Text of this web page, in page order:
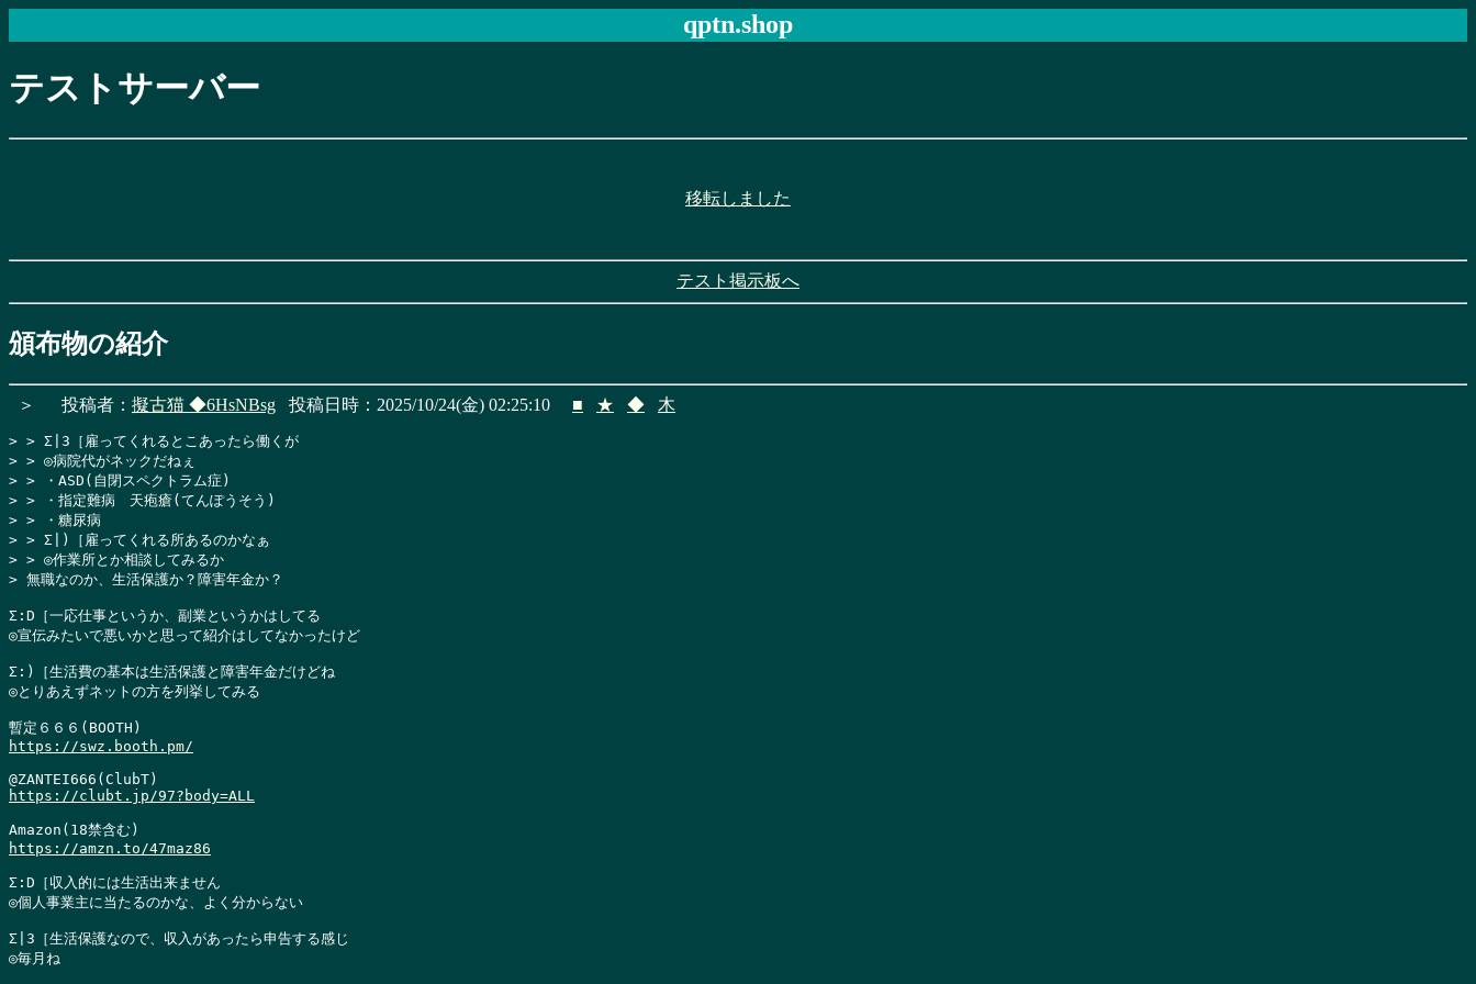
qptn.shop
テストサーバー
移転しました
テスト掲示板へ
頒布物の紹介
＞ 投稿者： 擬古猫 ◆6HsNBsg 投稿日時：2025/10/24(金) 02:25:10 ■ ★ ◆ 木
> > Σ|3［雇ってくれるとこあったら働くが
> > ◎病院代がネックだねぇ
> > ・ASD(自閉スペクトラム症)
> > ・指定難病　天疱瘡(てんぽうそう)
> > ・糖尿病
> > Σ|)［雇ってくれる所あるのかなぁ
> > ◎作業所とか相談してみるか
> 無職なのか、生活保護か？障害年金か？
Σ:D［一応仕事というか、副業というかはしてる
◎宣伝みたいで悪いかと思って紹介はしてなかったけど
Σ:)［生活費の基本は生活保護と障害年金だけどね
◎とりあえずネットの方を列挙してみる
https://swz.booth.pm/
https://clubt.jp/97?body=ALL
https://amzn.to/47maz86
Σ:D［収入的には生活出来ません
◎個人事業主に当たるのかな、よく分からない
Σ|3［生活保護なので、収入があったら申告する感じ
◎毎月ね